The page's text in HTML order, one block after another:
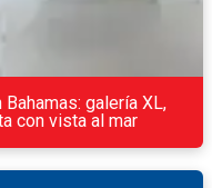
galería XL,
con vista al mar